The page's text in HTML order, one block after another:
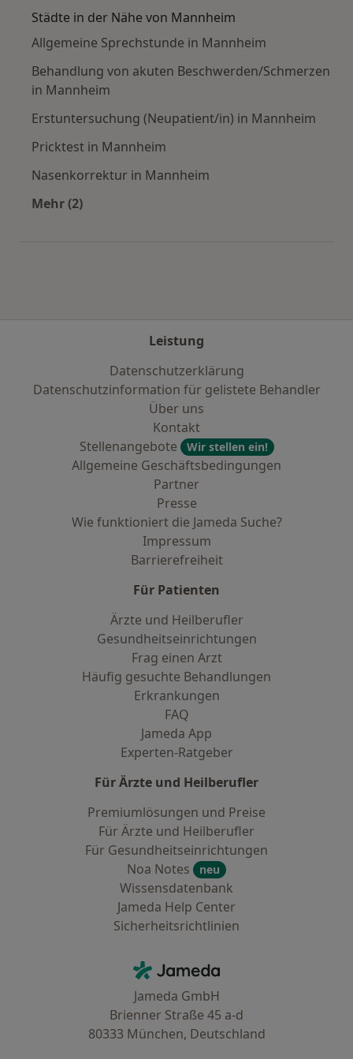
Städte in der Nähe von Mannheim
Allgemeine Sprechstunde in Mannheim
Behandlung von akuten Beschwerden/Schmerzen
in Mannheim
Erstuntersuchung (Neupatient/in) in Mannheim
Pricktest in Mannheim
Nasenkorrektur in Mannheim
Mehr (2)
Leistung
Datenschutzerklärung
Datenschutzinformation für gelistete Behandler
Über uns
Kontakt
Stellenangebote
Wir stellen ein!
Allgemeine Geschäftsbedingungen
Partner
Presse
Wie funktioniert die Jameda Suche?
Impressum
Barrierefreiheit
Für Patienten
Ärzte und Heilberufler
Gesundheitseinrichtungen
Frag einen Arzt
Häufig gesuchte Behandlungen
Erkrankungen
FAQ
Jameda App
Experten-Ratgeber
Für Ärzte und Heilberufler
Premiumlösungen und Preise
Für Ärzte und Heilberufler
Für Gesundheitseinrichtungen
Noa Notes
neu
Wissensdatenbank
Jameda Help Center
Sicherheitsrichtlinien
Jameda - Startseite
Jameda GmbH
Brienner Straße 45 a-d
80333 München, Deutschland